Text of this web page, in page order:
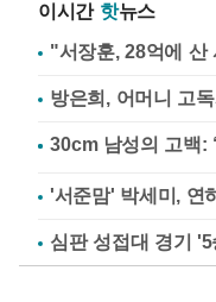
이시간 핫뉴스
"서장훈, 28억에 산
방은희, 어머니 고
'서준맘' 박세미, 연
심판 성접대 경기